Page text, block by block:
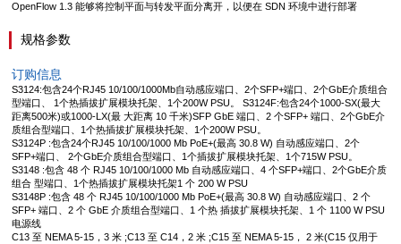
OpenFlow 1.3 能够将控制平面与转发平面分离开，以便在 SDN 环境中进行部署
规格参数
订购信息
S3124:包含24个RJ45 10/100/1000Mb自动感应端口、2个SFP+端口、2个GbE介质组合
型端口、 1个热插拔扩展模块托架、1个200W PSU。 S3124F:包含24个1000-SX(最大
距离500米)或1000-LX(最 大距离 10 千米)SFP GbE 端口、2 个SFP+ 端口、2个GbE介
质组合型端口、1个热插拔扩展模块托架、1个200W PSU。
S3124P :包含24个RJ45 10/100/1000 Mb PoE+(最高 30.8 W) 自动感应端口、2个
SFP+端口、 2个GbE介质组合型端口、1个插拔扩展模块托架、1个715W PSU。
S3148 :包含 48 个 RJ45 10/100/1000 Mb 自动感应端口、4 个SFP+端口、2个GbE介质
组合 型端口、1个热插拔扩展模块托架1 个 200 W PSU
S3148P :包含 48 个 RJ45 10/100/1000 Mb PoE+(最高 30.8 W) 自动感应端口、2 个
SFP+ 端口、2 个 GbE 介质组合型端口、1 个热 插拔扩展模块托架、1 个 1100 W PSU
电源线
C13 至 NEMA 5-15，3 米 ;C13 至 C14，2 米 ;C15 至 NEMA 5-15， 2 米(C15 仅用于